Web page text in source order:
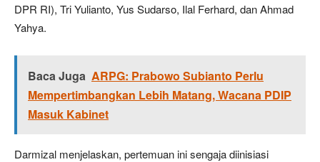
DPR RI), Tri Yulianto, Yus Sudarso, Ilal Ferhard, dan Ahmad
Yahya.
Baca Juga ARPG: Prabowo Subianto Perlu
Mempertimbangkan Lebih Matang, Wacana PDIP
Masuk Kabinet
Darmizal menjelaskan, pertemuan ini sengaja diinisiasi